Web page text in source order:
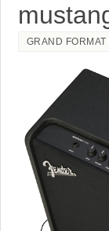
GRAND FORMAT